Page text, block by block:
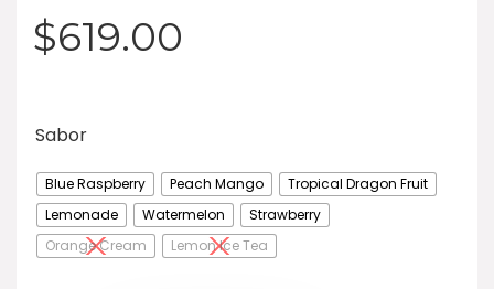
$619.00
Sabor
Blue Raspberry Peach Mango
Tropical Dragon Fruit
Lemonade
Watermelon
Strawberry
Orange Cream
Lemon Ice Tea